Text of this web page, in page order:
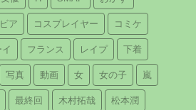
ア コスプレイヤー コミケ
フランス レイプ 下着
写真 動画 女 女の子 嵐
最終回 木村拓哉 松本潤